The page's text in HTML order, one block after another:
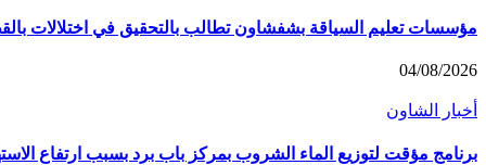
مؤسسات تعليم السياقة بشفشاون تطالب بالتحقيق في اختلالات
04/08/2026
أخبار الشاون
برنامج مؤقت لتوزيع الماء الشروب بمركز باب برد بسبب ارتفاع